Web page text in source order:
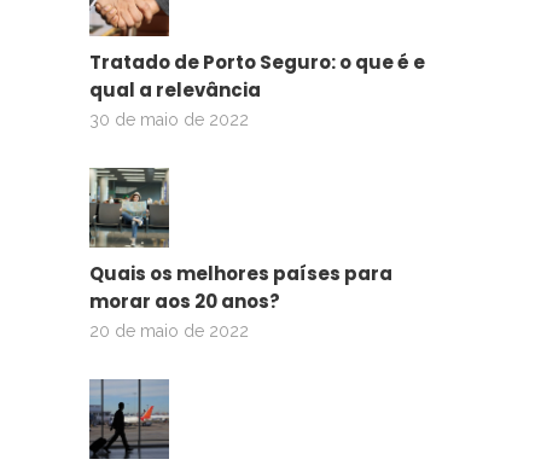
Tratado de Porto Seguro: o que é e
qual a relevância
30 de maio de 2022
Quais os melhores países para
morar aos 20 anos?
20 de maio de 2022